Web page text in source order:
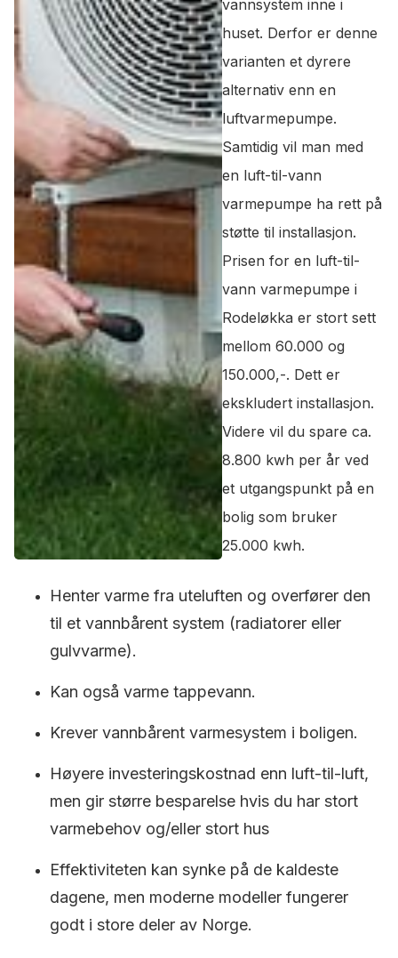
vannsystem inne i
huset. Derfor er denne
varianten et dyrere
alternativ enn en
luftvarmepumpe.
Samtidig vil man med
en luft-til-vann
varmepumpe ha rett på
støtte til installasjon.
Prisen for en luft-til-
vann varmepumpe i
Rodeløkka er stort sett
mellom 60.000 og
150.000,-. Dett er
ekskludert installasjon.
Videre vil du spare ca.
8.800 kwh per år ved
et utgangspunkt på en
bolig som bruker
25.000 kwh.
Henter varme fra uteluften og overfører den
til et vannbårent system (radiatorer eller
gulvvarme).
Kan også varme tappevann.
Krever vannbårent varmesystem i boligen.
Høyere investeringskostnad enn luft-til-luft,
men gir større besparelse hvis du har stort
varmebehov og/eller stort hus
Effektiviteten kan synke på de kaldeste
dagene, men moderne modeller fungerer
godt i store deler av Norge.